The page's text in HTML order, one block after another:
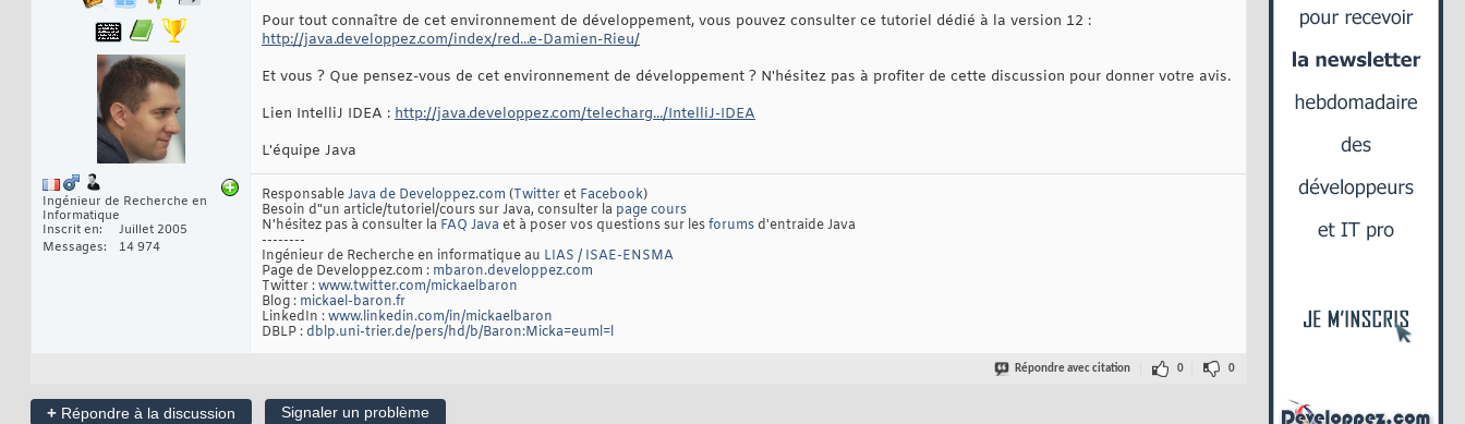
Ingénieur de Recherche en
Informatique
Inscrit en
Juillet 2005
Messages
14 974
Pour tout connaître de cet environnement de développement, vous pouvez consulter ce tutoriel dédié à la version 12 :
http://java.developpez.com/index/red...e-Damien-Rieu/
Et vous ? Que pensez-vous de cet environnement de développement ? N'hésitez pas à profiter de cette discussion pour donner votre avis.
Lien IntelliJ IDEA : http://java.developpez.com/telecharg.../IntelliJ-IDEA
L'équipe Java
ResponsableJava de Developpez.com (Twitteret Facebook)
Besoin d"un article/tutoriel/cours sur Java, consulter la page cours
N'hésitez pas à consulter la FAQ Java et à poser vos questions sur lesforums d'entraide Java
--------
Ingénieur de Recherche en informatique au LIAS / ISAE-ENSMA
Page de Developpez.com : mbaron.developpez.com
Twitter :www.twitter.com/mickaelbaron
Blog : mickael-baron.fr
LinkedIn :www.linkedin.com/in/mickaelbaron
DBLP : dblp.uni-trier.de/pers/hd/b/Baron:Micka=euml=l
Répondre avec citation 0 0
+ Répondre à la discussion Signaler un problème